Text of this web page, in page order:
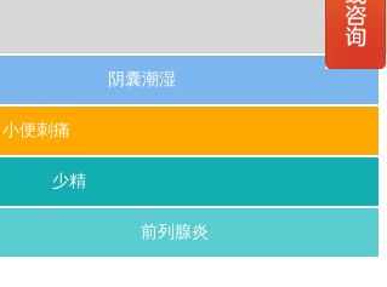
阴囊潮湿
小便刺痛
少精
前列腺炎